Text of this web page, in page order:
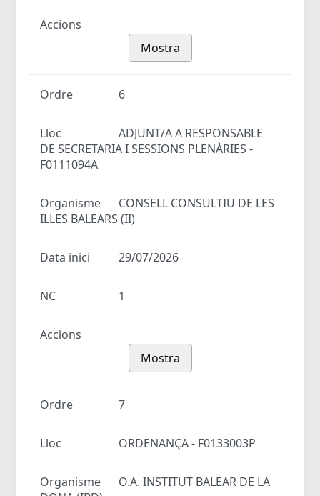
Accions
Mostra
Ordre 6
Lloc
ADJUNT/A A RESPONSABLE
DE SECRETARIA I SESSIONS PLENÀRIES -
F0111094A
Organisme
CONSELL CONSULTIU DE LES
ILLES BALEARS (II)
Data inici 29/07/2026
NC 1
Accions
Mostra
Ordre 7
Lloc ORDENANÇA - F0133003P
Organisme
O.A. INSTITUT BALEAR DE LA